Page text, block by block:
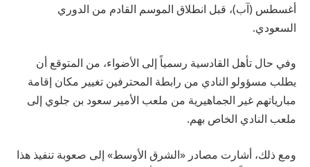
أغسطس (آب)، قبل انطلاق الموسم القادم من الدوري
السعودي.
وفي حال تأهل القادسية رسمياً إلى الأضواء، من المتوقع أن
يطلب مسؤولو النادي من رابطة المحترفين تغيير مكان إقامة
مبارياتهم غير الجماهيرية من ملعب الأمير سعود بن جلوي إلى
ملعب النادي الخاص بهم.
ومع ذلك، أشارت مصادر «الشرق الأوسط» إلى صعوبة تنفيذ هذا